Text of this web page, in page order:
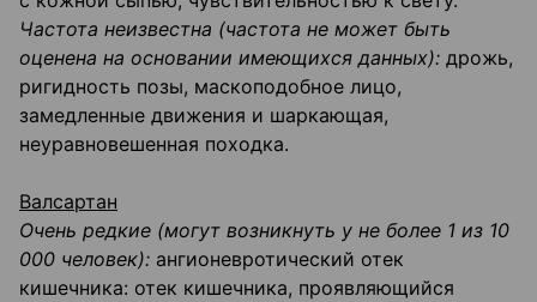
Частота неизвестна (частота не может быть
оценена на основании имеющихся данных): дрожь,
ригидность позы, маскоподобное лицо,
замедленные движения и шаркающая,
неуравновешенная походка.
Валсартан
Очень редкие (могут возникнуть у не более 1 из 10
000 человек): ангионевротический отек
кишечника: отек кишечника, проявляющийся